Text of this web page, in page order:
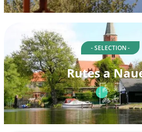
- SELECTION -
Rutes a